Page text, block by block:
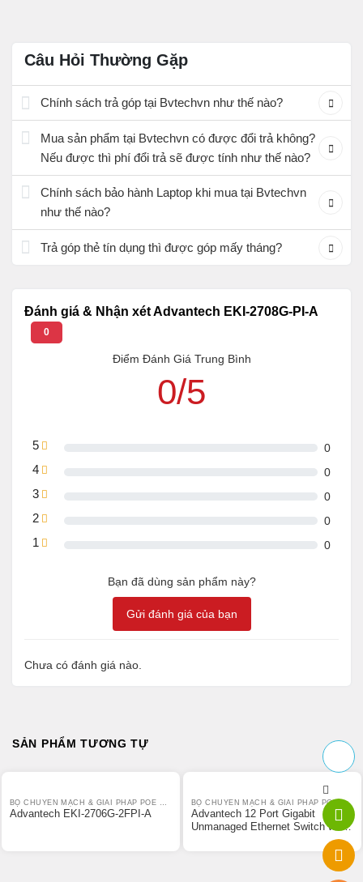
Câu Hỏi Thường Gặp
Chính sách trả góp tại Bvtechvn như thế nào?
Mua sản phẩm tại Bvtechvn có được đổi trả không?
Nếu được thì phí đổi trả sẽ được tính như thế nào?
Chính sách bảo hành Laptop khi mua tại Bvtechvn
như thế nào?
Trả góp thẻ tín dụng thì được góp mấy tháng?
Đánh giá & Nhận xét Advantech EKI-2708G-PI-A
0
Điểm Đánh Giá Trung Bình
0/5
5 0
4 0
3 0
2 0
1 0
Bạn đã dùng sản phẩm này?
Gửi đánh giá của bạn
Chưa có đánh giá nào.
SẢN PHẨM TƯƠNG TỰ
BỘ CHUYỂN MẠCH & GIẢI PHÁP POE CÔNG NGHIỆP ADVANTECH
Advantech EKI-2706G-2FPI-A
BỘ CHUYỂN MẠCH & GIẢI PHÁP POE CÔNG NGHIỆP ADVANTECH
Advantech 12 Port Gigabit
Unmanaged Ethernet Switch with
8 PoE+ port,-40~75℃,48VDC